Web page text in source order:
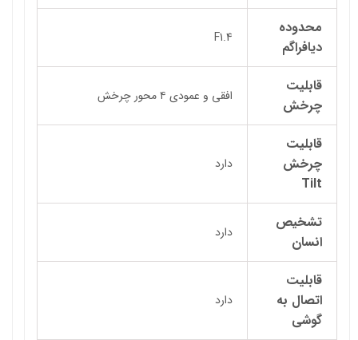
محدوده
دیافراگم
F1.4
قابلیت
چرخش
افقی و عمودی ۴ محور چرخش
قابلیت
چرخش
Tilt
دارد
تشخیص
انسان
دارد
قابلیت
اتصال به
گوشی
دارد